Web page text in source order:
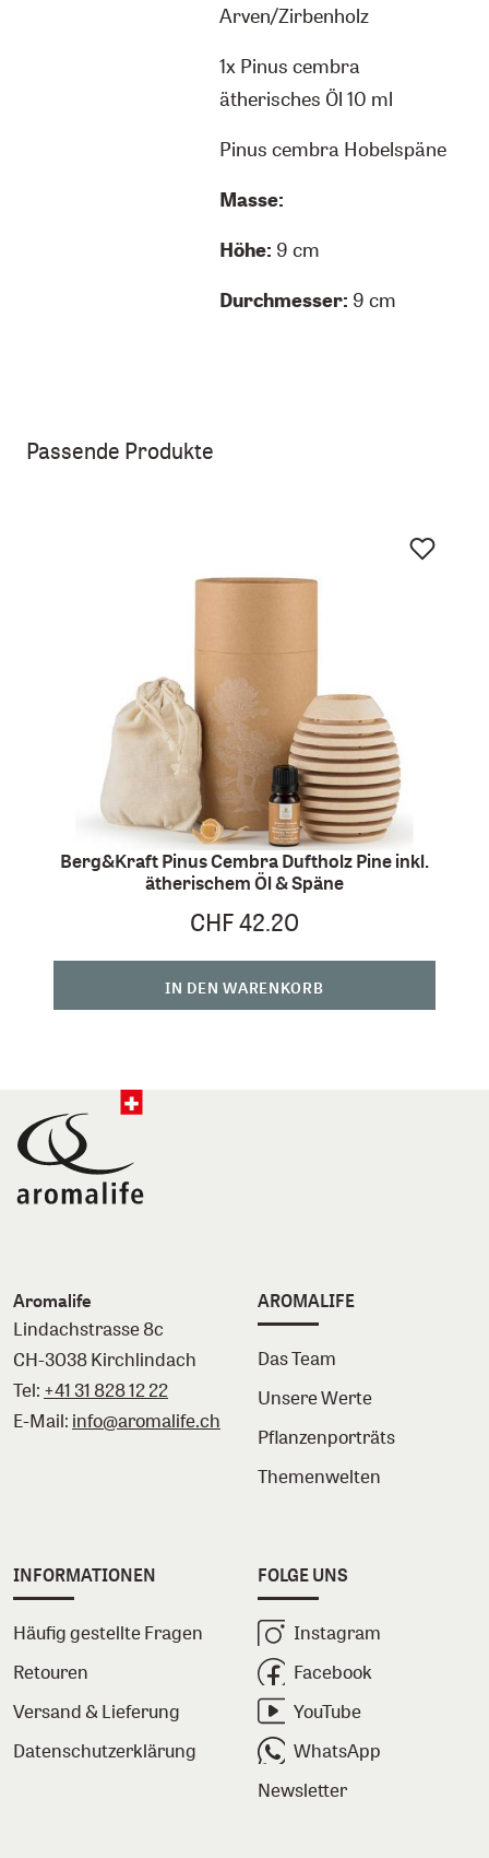
Arven/Zirbenholz
1x Pinus cembra
ätherisches Öl 10 ml
Pinus cembra Hobelspäne
Masse:
Höhe: 9 cm
Durchmesser: 9 cm
Passende Produkte
Berg&Kraft Pinus Cembra Duftholz Pine inkl.
ätherischem Öl & Späne
CHF 42.20
IN DEN WARENKORB
Aromalife
Lindachstrasse 8c
CH-3038 Kirchlindach
Tel: +41 31 828 12 22
E-Mail: info@aromalife.ch
AROMALIFE
Das Team
Unsere Werte
Pflanzenporträts
Themenwelten
INFORMATIONEN
Häufig gestellte Fragen
Retouren
Versand & Lieferung
Datenschutzerklärung
FOLGE UNS
Instagram
Facebook
YouTube
WhatsApp
Newsletter